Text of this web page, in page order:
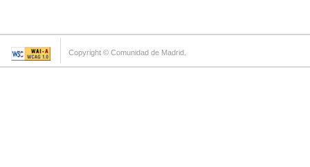
Copyright © Comunidad de Madrid.